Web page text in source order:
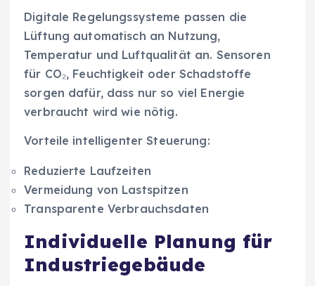
Digitale Regelungssysteme passen die
Lüftung automatisch an Nutzung,
Temperatur und Luftqualität an. Sensoren
für CO₂, Feuchtigkeit oder Schadstoffe
sorgen dafür, dass nur so viel Energie
verbraucht wird wie nötig.
Vorteile intelligenter Steuerung:
Reduzierte Laufzeiten
Vermeidung von Lastspitzen
Transparente Verbrauchsdaten
Individuelle Planung für
Industriegebäude